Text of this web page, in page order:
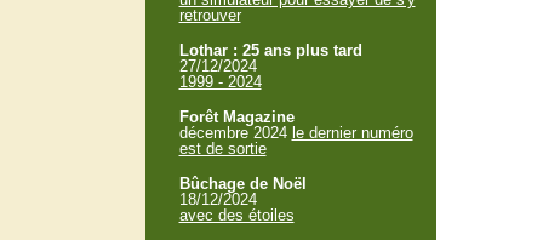
retrouver
Lothar : 25 ans plus tard
27/12/2024
1999 - 2024
Forêt Magazine
décembre 2024 le dernier numéro
est de sortie
Bûchage de Noël
18/12/2024
avec des étoiles